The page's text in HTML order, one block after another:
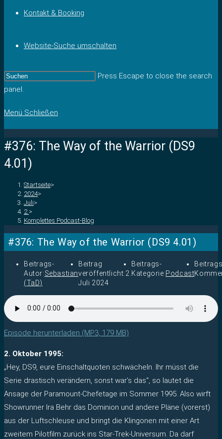
Kontakt & Booking
Website-Suche umschalten
Press Escape to close the search
panel.
Menü Schließen
#376: The Way of the Warrior (DS9
4.01)
Startseite>
2024>
Juli>
2. >
Komplettes Podcast-Blog
#376: The Way of the Warrior (DS9 4.01)
Beitrags-
Autor:Sebastian
(TaD)
Beitrag
veröffentlicht:2.
Juli 2024
Beitrags-
Kategorie:Podcast
Episode herunterladen (MP3, 179 MB)
2. Oktober 1995:
„Hey, DS9, eure Einschaltquoten schwächeln. Ihr müsst die
Serie drastisch verändern, sonst war’s das“, so lautet die
Ansage der Paramount-Chefetage im Sommer 1995. Also wirft
Showrunner Ira Behr das Dominion und andere Pläne (vorerst)
aus der Luftschleuse und bringt die Klingonen mit einer Art
zweitem Pilotfilm zurück ins Star-Trek-Universum. Da darf